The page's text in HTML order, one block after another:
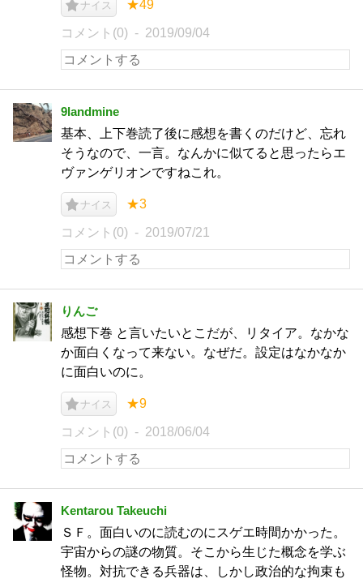
ナイス ★49
コメント(0) 2019/09/04
9landmine
基本、上下巻読了後に感想を書くのだけど、忘れ
そうなので、一言。なんかに似てると思ったらエ
ヴァンゲリオンですねこれ。
ナイス ★3
コメント(0) 2019/07/21
りんご
感想下巻 と言いたいとこだが、リタイア。なかな
か面白くなって来ない。なぜだ。設定はなかなか
に面白いのに。
ナイス ★9
コメント(0) 2018/06/04
Kentarou Takeuchi
ＳＦ。面白いのに読むのにスゲエ時間かかった。
宇宙からの謎の物質。そこから生じた概念を学ぶ
怪物。対抗できる兵器は、しかし政治的な拘束も